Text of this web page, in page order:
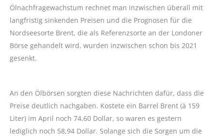
Ölnachfragewachstum rechnet man inzwischen überall mit
langfristig sinkenden Preisen und die Prognosen für die
Nordseesorte Brent, die als Referenzsorte an der Londoner
Börse gehandelt wird, wurden inzwischen schon bis 2021
gesenkt.
An den Ölbörsen sorgten diese Nachrichten dafür, dass die
Preise deutlich nachgaben. Kostete ein Barrel Brent (à 159
Liter) im April noch 74,60 Dollar, so waren es gestern
lediglich noch 58,94 Dollar. Solange sich die Sorgen um die